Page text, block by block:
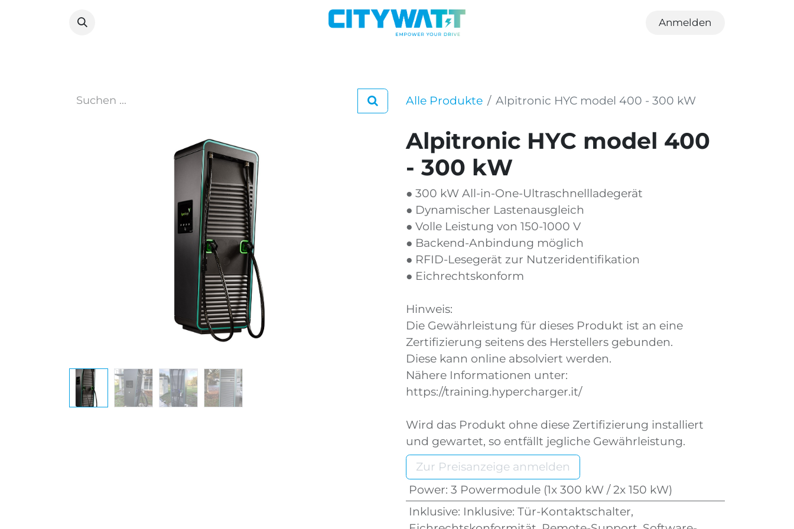
Anmelden
Alle Produkte Alpitronic HYC model 400 - 300 kW
Alpitronic HYC model 400
- 300 kW
● 300 kW All-in-One-Ultraschnellladegerät
● Dynamischer Lastenausgleich
● Volle Leistung von 150-1000 V
● Backend-Anbindung möglich
● RFID-Lesegerät zur Nutzeridentifikation
● Eichrechtskonform
Hinweis:
Die Gewährleistung für dieses Produkt ist an eine
Zertifizierung seitens des Herstellers gebunden.
Diese kann online absolviert werden.
Nähere Informationen unter:
https://training.hypercharger.it/
Wird das Produkt ohne diese Zertifizierung installiert
und gewartet, so entfällt jegliche Gewährleistung.
Zur Preisanzeige anmelden
Power: 3 Powermodule (1x 300 kW / 2x 150 kW)
Inklusive: Inklusive: Tür-Kontaktschalter,